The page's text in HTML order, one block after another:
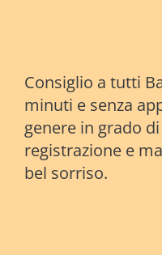
Consiglio a tutti
minuti e senza
genere in grado
registrazione e
bel sorriso.